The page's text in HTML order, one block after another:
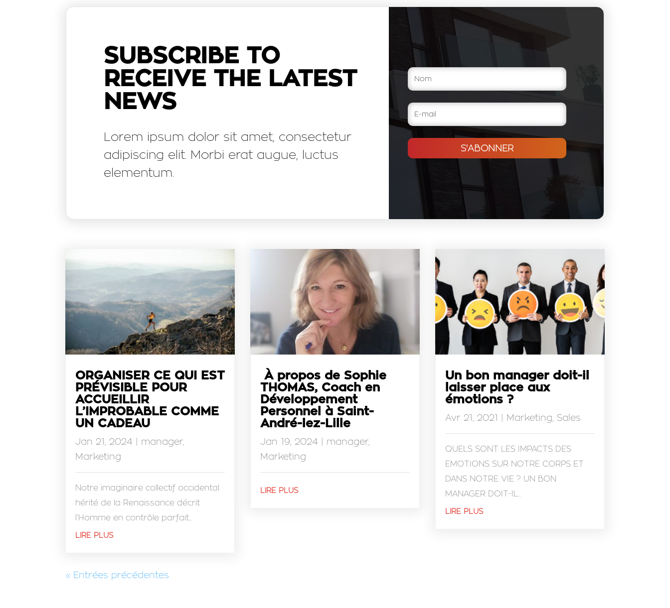
SUBSCRIBE TO
RECEIVE THE LATEST
NEWS
Lorem ipsum dolor sit amet, consectetur
adipiscing elit. Morbi erat augue, luctus
elementum.
S'ABONNER
ORGANISER CE QUI EST
PRÉVISIBLE POUR
ACCUEILLIR
L’IMPROBABLE COMME
UN CADEAU
Jan 21, 2024 manager
Marketing
Notre imaginaire collectif occidental
hérité de la Renaissance décrit
l’Homme en contrôle parfait...
LIRE PLUS
À propos de Sophie
THOMAS, Coach en
Développement
Personnel à Saint-
André-lez-Lille
Jan 19, 2024 manager,
Marketing
LIRE PLUS
Un bon manager doit-il
laisser place aux
émotions ?
Avr 21, 2021 Marketing Sales
QUELS SONT LES IMPACTS DES
EMOTIONS SUR NOTRE CORPS ET
DANS NOTRE VIE ? UN BON
MANAGER DOIT-IL...
LIRE PLUS
« Entrées précédentes